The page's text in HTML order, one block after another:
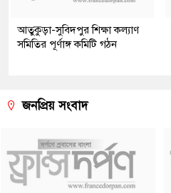
আতুকুড়া-সুবিদপুর শিক্ষা কল্যাণ
সমিতির পূর্ণাঙ্গ কমিটি গঠন
জনপ্রিয় সংবাদ